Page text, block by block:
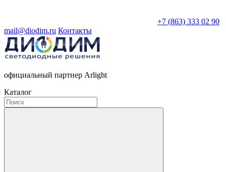
+7 (863) 333 02 90
mail@diodim.ru Контакты
официальный партнер Arlight
Каталог